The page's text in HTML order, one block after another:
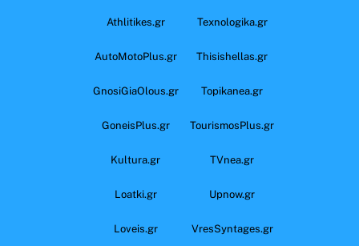
Athlitikes.gr Texnologika.gr
AutoMotoPlus.gr Thisishellas.gr
GnosiGiaOlous.gr Topikanea.gr
GoneisPlus.gr TourismosPlus.gr
Kultura.gr TVnea.gr
Loatki.gr Upnow.gr
Loveis.gr VresSyntages.gr